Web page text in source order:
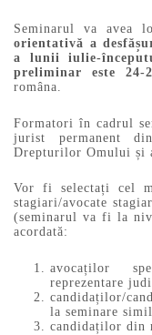
Seminarul va avea
orientativă a
a lunii iulie-
preliminar este
româna.
Formatori în cadrul
jurist permanent
Drepturilor Omului și
Vor fi selectați cel
stagiari/avocate
(seminarul va fi la
acordată:
avocaților
reprezentare
candidaților/
la seminare
candidaților din